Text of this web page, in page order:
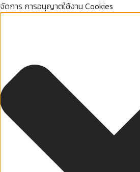
จัดการ การอนุญาตใช้งาน Cookies